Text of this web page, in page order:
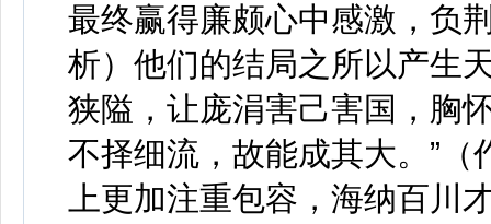
最终赢得廉颇心中感激，负
析）他们的结局之所以产生
狭隘，让庞涓害己害国，胸
不择细流，故能成其大。”
上更加注重包容，海纳百川